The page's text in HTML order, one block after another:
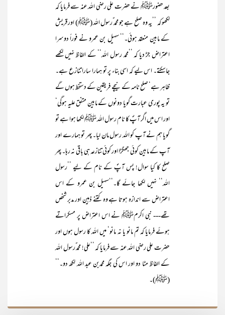
بعد حضورﷺ نے حضرت علی رضی اللہ عنہ سے فرمایا کہ
لکھو کہ ’’یہ وہ صلح ہے جو محمد ٌرسول اللہ (ﷺ) اور قریش
کے مابین منعقد ہوئی۔‘‘ سہیل بن عمرو نے فوراً دوسرا
اعتراض جڑ دیا کہ ’’محمد رسول اللہ‘‘ کے الفاظ نہیں لکھے
جاسکتے۔ اس لیے کہ اسی بناء پر تو ہمارا سارا تنازع ہے۔
ظاہر ہے‘ صلح نامہ کے نیچے فریقین کے دستخط ہوں گے
تو یہ پوری عبارت گویا دونوں کے مابین متفق علیہ ہوگی‘
اور اس میں اگر آپؐ کا نام رسول اللہ ﷺ لکھا ہوا ہے تو
گویا ہم نے آپ کو اللہ رسول مان لیا۔ پھر تو ہمارے اور
آپ کے مابین کوئی جھگڑا اور کوئی تنازعہ ہی باقی نہ رہا۔ پھر
صلح کا کیا سوال! پس آپؐ کے نام کے لیے ’’رسول
اللہ‘‘ نہیں لکھا جائے گا۔‘‘سہیل بن عمرو کے اس
اعتراض سے اندازہ ہوتا ہے وہ کتنے ذہین اور مدبر شخص
تھے--- نبی اکرمﷺ نے اس اعتراض پر مسکراتے
ہوئے فرمایا کہ تم مانو یا نہ مانو‘ میں اللہ کا رسول ہوں اور
حضرت علی رضی اللہ عنہ سے فرمایا کہ ’’علی! محمد ٌرسول اللہ
کے الفاظ مٹا دو اور اس کی جگہ محمدبن عبد اللہ لکھ دو۔‘‘
(ﷺ)۔